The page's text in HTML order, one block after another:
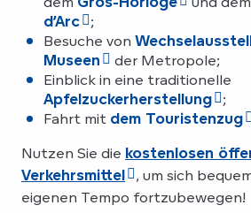
d’Arc
;
Besuche von
Museen
der Metropole;
Einblick in eine traditionelle
Apfelzuckerherstellung
;
Fahrt mit dem Touristenzug
Nutzen Sie die kostenlosen
Verkehrsmittel
, um sich
eigenen Tempo fortzubewegen!